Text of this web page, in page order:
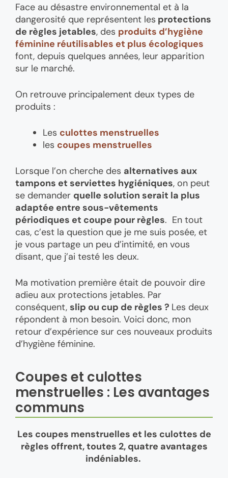
Face au désastre environnemental et à la
dangerosité que représentent les protections
de règles jetables, des produits d’hygiène
féminine réutilisables et plus écologiques
font, depuis quelques années, leur apparition
sur le marché.
On retrouve principalement deux types de
produits :
Les culottes menstruelles
les coupes menstruelles
Lorsque l’on cherche des alternatives aux
tampons et serviettes hygiéniques, on peut
se demander quelle solution serait la plus
adaptée entre sous-vêtements
périodiques et coupe pour règles. En tout
cas, c’est la question que je me suis posée, et
je vous partage un peu d’intimité, en vous
disant, que j’ai testé les deux.
Ma motivation première était de pouvoir dire
adieu aux protections jetables. Par
conséquent, slip ou cup de règles ? Les deux
répondent à mon besoin. Voici donc, mon
retour d’expérience sur ces nouveaux produits
d’hygiène féminine.
Coupes et culottes
menstruelles : Les avantages
communs
Les coupes menstruelles et les culottes de
règles offrent, toutes 2, quatre avantages
indéniables.